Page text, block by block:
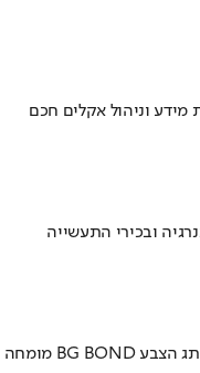
וניהול אקלים חכם
ובכירי התעשייה